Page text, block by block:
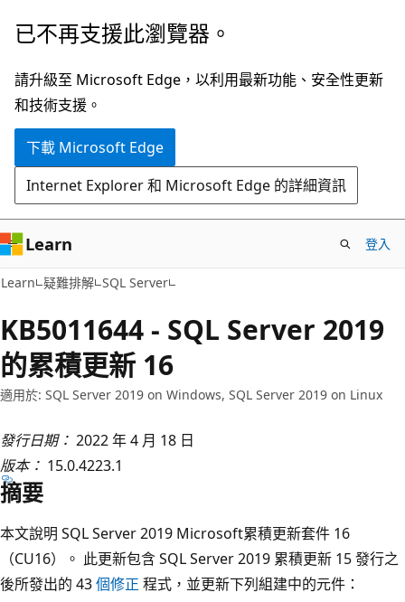
跳
主
要
內
已不再支援此瀏覽器。
請升級至 Microsoft Edge，以利用最新功能、安全性更新
和技術支援。
下載 Microsoft Edge
Internet Explorer 和 Microsoft Edge 的詳細資訊
Learn 登入
Learn 疑難排解 SQL Server
KB5011644 - SQL Server 2019
的累積更新 16
適用於: SQL Server 2019 on Windows, SQL Server 2019 on Linux
發行日期： 2022 年 4 月 18 日
版本： 15.0.4223.1
摘要
本文說明 SQL Server 2019 Microsoft累積更新套件 16
（CU16）。 此更新包含 SQL Server 2019 累積更新 15 發行之
後所發出的 43個修正 程式，並更新下列組建中的元件：